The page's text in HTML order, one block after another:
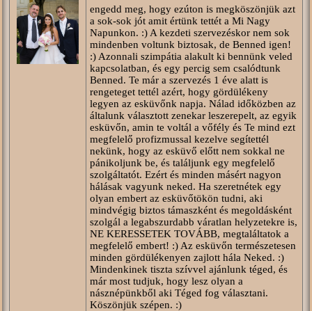
engedd meg, hogy ezúton is megköszönjük azt
a sok-sok jót amit értünk tettét a Mi Nagy
Napunkon. :) A kezdeti szervezéskor nem sok
mindenben voltunk biztosak, de Benned igen!
:) Azonnali szimpátia alakult ki bennünk veled
kapcsolatban, és egy percig sem csalódtunk
Benned. Te már a szervezés 1 éve alatt is
rengeteget tettél azért, hogy gördülékeny
legyen az esküvőnk napja. Nálad időközben az
általunk választott zenekar leszerepelt, az egyik
esküvőn, amin te voltál a vőfély és Te mind ezt
megfelelő profizmussal kezelve segítettél
nekünk, hogy az esküvő előtt nem sokkal ne
pánikoljunk be, és találjunk egy megfelelő
szolgáltatót. Ezért és minden másért nagyon
hálásak vagyunk neked. Ha szeretnétek egy
olyan embert az esküvőtökön tudni, aki
mindvégig biztos támaszként és megoldásként
szolgál a legabszurdabb váratlan helyzetekre is,
NE KERESSETEK TOVÁBB, megtaláltatok a
megfelelő embert! :) Az esküvőn természetesen
minden gördülékenyen zajlott hála Neked. :)
Mindenkinek tiszta szívvel ajánlunk téged, és
már most tudjuk, hogy lesz olyan a
násznépünkből aki Téged fog választani.
Köszönjük szépen. :)